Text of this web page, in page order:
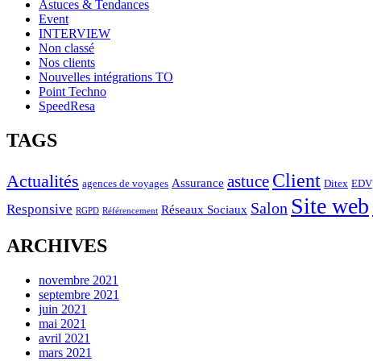
Astuces & Tendances
Event
INTERVIEW
Non classé
Nos clients
Nouvelles intégrations TO
Point Techno
SpeedResa
TAGS
Actualités agences de voyages Assurance astuce Client Ditex EDV
Responsive RGPD Référencement Réseaux Sociaux Salon Site web
ARCHIVES
novembre 2021
septembre 2021
juin 2021
mai 2021
avril 2021
mars 2021